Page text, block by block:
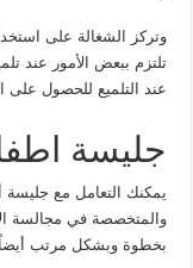
وتركز الشغالة على
تلتزم ببعض الأمور عند
عند التلميع للحصول على
جليسة
يمكنك التعامل مع جليسة
والمتخصصة في مجالسة
بخطوة وبشكل مرتب أيضاً.